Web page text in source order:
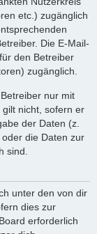
etc.) zugänglich
Die E-Mail-
den Betreiber
zugänglich.
nur mit
nicht, sofern er
der Daten (z.
die Daten zur
sind.
unter den von dir
dies zur
erforderlich